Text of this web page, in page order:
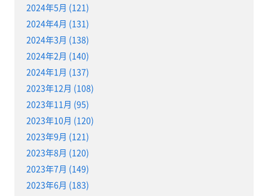
2024年5月 (121)
2024年4月 (131)
2024年3月 (138)
2024年2月 (140)
2024年1月 (137)
2023年12月 (108)
2023年11月 (95)
2023年10月 (120)
2023年9月 (121)
2023年8月 (120)
2023年7月 (149)
2023年6月 (183)